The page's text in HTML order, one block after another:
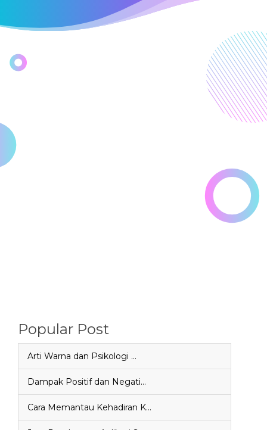
Popular Post
Arti Warna dan Psikologi …
Dampak Positif dan Negati…
Cara Memantau Kehadiran K…